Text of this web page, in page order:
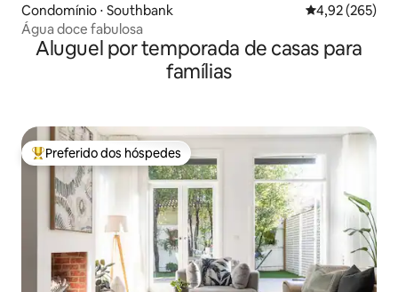
Condomínio ⋅ Southbank 4,92 de uma
4,92 (265)
Água doce fabulosa
Aluguel por temporada de casas para
famílias
Entre os melhores preferidos dos hóspedes
Preferido dos hóspedes